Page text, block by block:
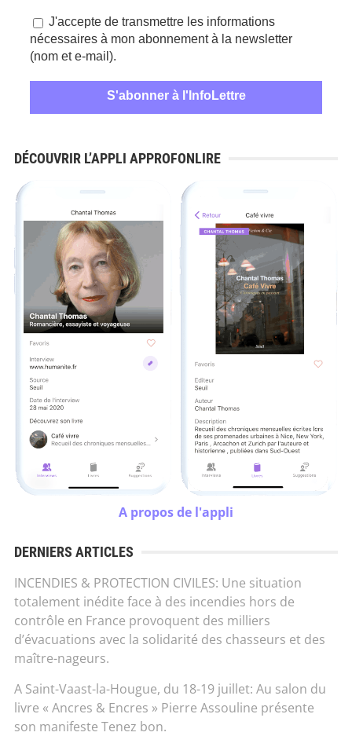
J'accepte de transmettre les informations
nécessaires à mon abonnement à la newsletter
(nom et e-mail).
DÉCOUVRIR L’APPLI APPROFONLIRE
A propos de l'appli
DERNIERS ARTICLES
INCENDIES & PROTECTION CIVILES: Une situation
totalement inédite face à des incendies hors de
contrôle en France provoquent des milliers
d’évacuations avec la solidarité des chasseurs et des
maître-nageurs.
A Saint-Vaast-la-Hougue, du 18-19 juillet: Au salon du
livre « Ancres & Encres » Pierre Assouline présente
son manifeste Tenez bon.